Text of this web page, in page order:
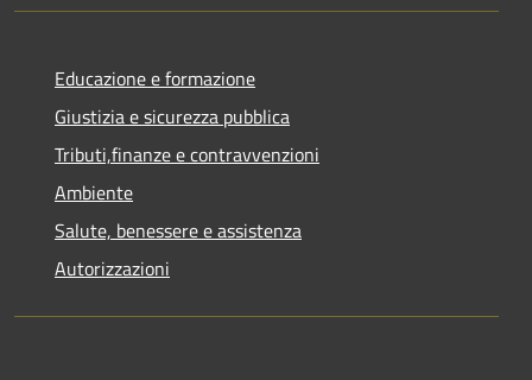
Educazione e formazione
Giustizia e sicurezza pubblica
Tributi,finanze e contravvenzioni
Ambiente
Salute, benessere e assistenza
Autorizzazioni